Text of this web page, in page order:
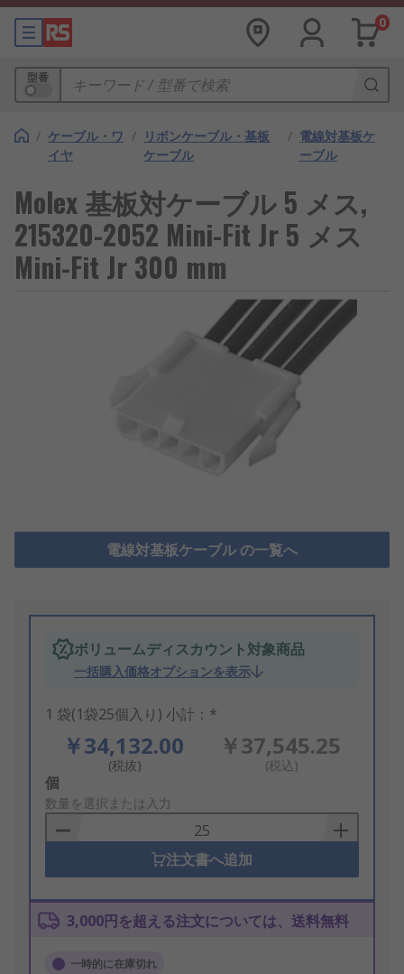
0
型番
/ ケーブル・ワ
イヤ
/ リボンケーブル・基板
ケーブル
/ 電線対基板ケ
ーブル
Molex 基板対ケーブル 5 メス,
215320-2052 Mini-Fit Jr 5 メス
Mini-Fit Jr 300 mm
電線対基板ケーブル の一覧へ
ボリュームディスカウント対象商品
一括購入価格オプションを表示
1 袋(1袋25個入り) 小計：*
￥34,132.00
(税抜)
￥37,545.25
(税込)
Add
to
Basket
個
数量を選択または入力
注文書へ追加
3,000円を超える注文については、送料無料
一時的に在庫切れ